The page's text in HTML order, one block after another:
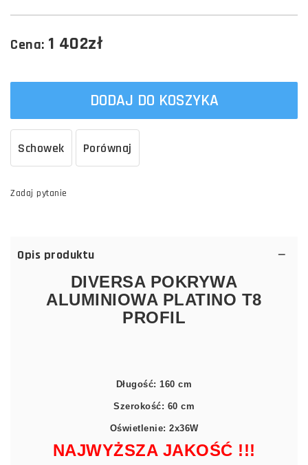
Cena: 1 402zł
DODAJ DO KOSZYKA
Schowek Porównaj
Zadaj pytanie
Opis produktu
DIVERSA POKRYWA
ALUMINIOWA PLATINO T8
PROFIL
Długość: 160 cm
Szerokość: 60 cm
Oświetlenie: 2x36W
NAJWYŻSZA JAKOŚĆ !!!